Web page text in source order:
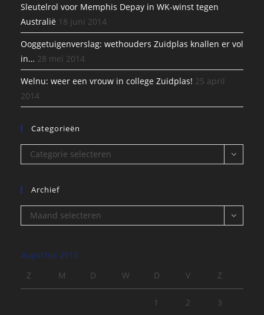
Sleutelrol voor Memphis Depay in WK-winst tegen
Australië 18 juni 2014
Ooggetuigenverslag: wethouders Zuidplas knallen er vol
in… 28 mei 2014
Welnu: weer een vrouw in college Zuidplas! 25 april
2014
Categorieën
Categorieën
Categorie selecteren
Archief
Archief
Maand selecteren
augustus 2013
Z
M D W D V Z
1 2 3